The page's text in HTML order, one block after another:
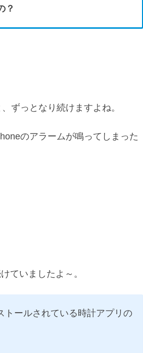
？
ずっとなり続けますよね。
のアラームが鳴ってしまった
ていましたよ～。
トールされている時計アプリの